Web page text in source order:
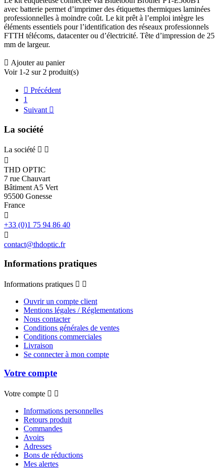
avec batterie permet d’imprimer des étiquettes thermiques laminées
professionnelles à moindre coût. Le kit prêt à l’emploi intègre les
éléments essentiels pour l’identification des réseaux professionnels
FTTH télécoms, datacenter ou d’électricité. Tête d’impression de 25
mm de largeur.
 Ajouter au panier
Voir 1-2 sur 2 produit(s)
 Précédent
1
Suivant 
La société
La société  

THD OPTIC
7 rue Chauvart
Bâtiment A5 Vert
95500 Gonesse
France

+33 (0)1 75 94 86 40

contact@thdoptic.fr
Informations pratiques
Informations pratiques  
Ouvrir un compte client
Mentions légales / Réglementations
Nous contacter
Conditions générales de ventes
Conditions commerciales
Livraison
Se connecter à mon compte
Votre compte
Votre compte  
Informations personnelles
Retours produit
Commandes
Avoirs
Adresses
Bons de réductions
Mes alertes